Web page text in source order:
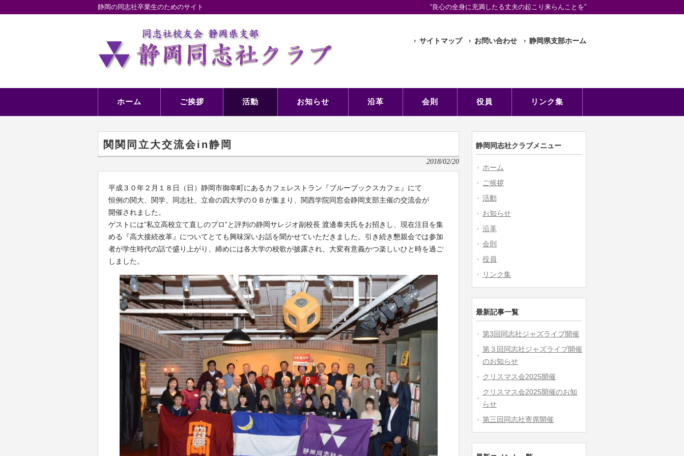
静岡の同志社卒業生のためのサイト “良心の全身に充満したる丈夫の起こり来らんことを”
サイトマップ お問い合わせ 静岡県支部ホーム
ホーム ご挨拶 活動 お知らせ 沿革 会則 役員 リンク集
関関同立大交流会in静岡
2018/02/20
平成３０年２月１８日（日）静岡市御幸町にあるカフェレストラン『ブルーブックスカフェ』にて
恒例の関大、関学、同志社、立命の四大学のＯＢが集まり、関西学院同窓会静岡支部主催の交流会が
開催されました。
ゲストには”私立高校立て直しのプロ”と評判の静岡サレジオ副校長 渡邊泰夫氏をお招きし、現在注目を集
める『高大接続改革』についてとても興味深いお話を聞かせていただきました。引き続き懇親会では参加
者が学生時代の話で盛り上がり、締めには各大学の校歌が披露され、大変有意義かつ楽しいひと時を過ご
しました。
静岡同志社クラブメニュー
ホーム
ご挨拶
活動
お知らせ
沿革
会則
役員
リンク集
最新記事一覧
第3回同志社ジャズライブ開催
第３回同志社ジャズライブ開催
のお知らせ
クリスマス会2025開催
クリスマス会2025開催のお知
らせ
第三回同志社寄席開催